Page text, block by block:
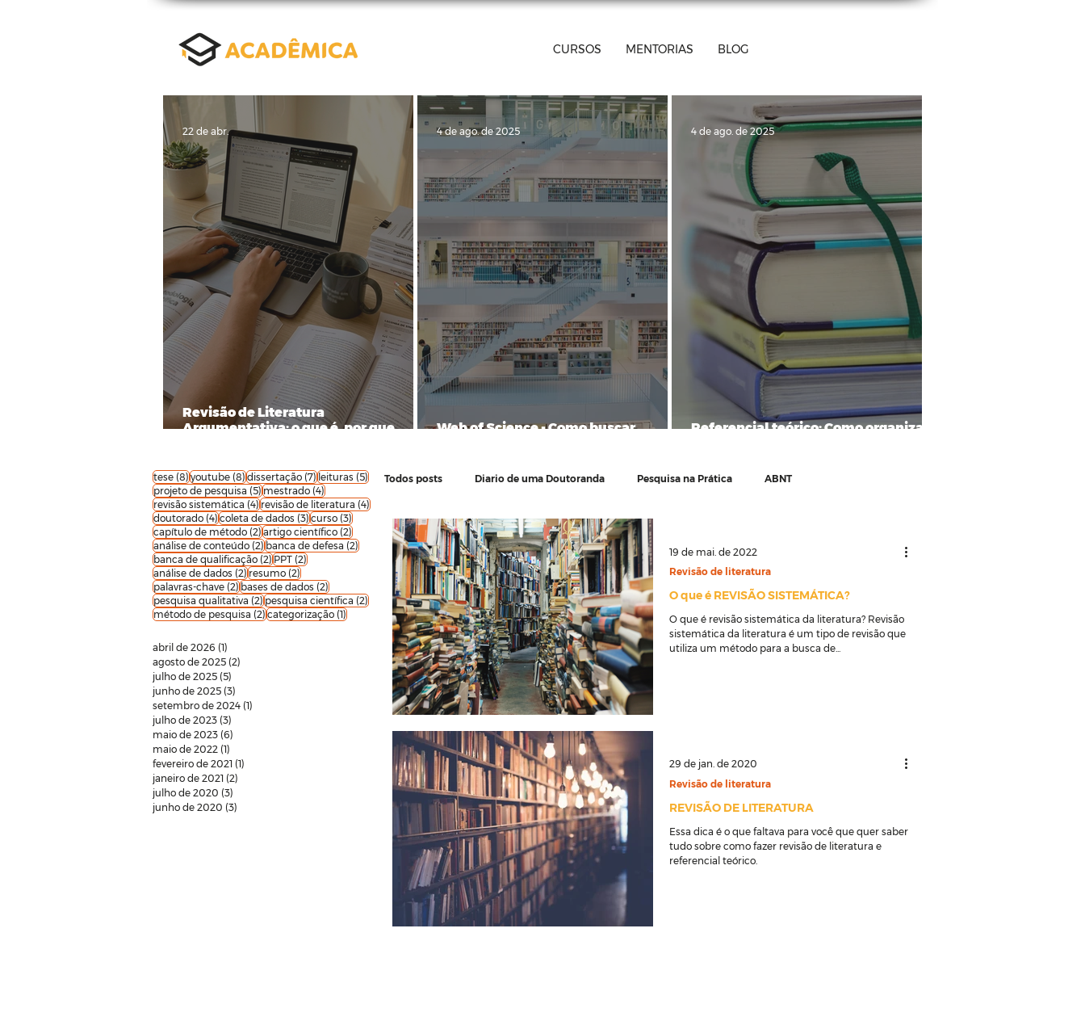
CURSOS MENTORIAS BLOG
Revisão de Literatura
Argumentativa: o que é, por que
22 de abr.
Web of Science - Como buscar
4 de ago. de 2025
Referencial teórico: Como organizar e
4 de ago. de 2025
tese (8)8 posts
youtube (8)8 posts
dissertação (7)7 posts
leituras (5)5 posts
projeto de pesquisa (5)5 posts
mestrado (4)4 posts
revisão sistemática (4)4 posts
revisão de literatura (4)4 posts
doutorado (4)4 posts
coleta de dados (3)3 posts
curso (3)3 posts
capítulo de método (2)2 posts
artigo científico (2)2 posts
análise de conteúdo (2)2 posts
banca de defesa (2)2 posts
banca de qualificação (2)2 posts
PPT (2)2 posts
análise de dados (2)2 posts
resumo (2)2 posts
palavras-chave (2)2 posts
bases de dados (2)2 posts
pesquisa qualitativa (2)2 posts
pesquisa científica (2)2 posts
método de pesquisa (2)2 posts
categorização (1)1 post
abril de 2026 (1)
agosto de 2025 (2)
julho de 2025 (5)
junho de 2025 (3)
setembro de 2024 (1)
julho de 2023 (3)
maio de 2023 (6)
maio de 2022 (1)
fevereiro de 2021 (1)
janeiro de 2021 (2)
julho de 2020 (3)
junho de 2020 (3)
Todos posts Diario de uma Doutoranda Pesquisa na Prática ABNT
Pesquisa quantitativa Projeto de Pesquisa
Tese Pesquisa qualitativa Artigo científico
Elementos do trabalho Materiais grátis
O que é REVISÃO SISTEMÁTICA?
O que é revisão sistemática da literatura? Revisão
sistemática da literatura é um tipo de revisão que
utiliza um método para a busca de...
Revisão de literatura
19 de mai. de 2022
REVISÃO DE LITERATURA
Essa dica é o que faltava para você que quer saber
tudo sobre como fazer revisão de literatura e
referencial teórico.
Revisão de literatura
29 de jan. de 2020